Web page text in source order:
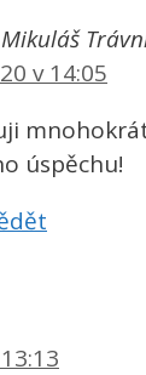
v 14:05
úspěchu!